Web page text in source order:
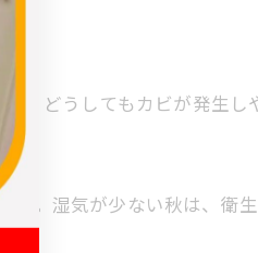
、どうしてもカビが発生し
。湿気が少ない秋は、衛